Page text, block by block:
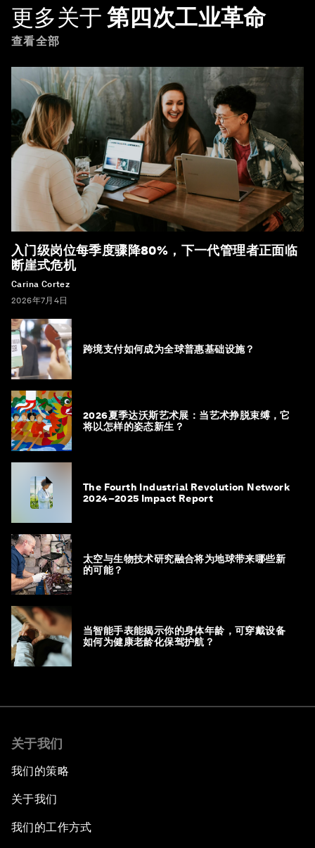
更多关于 第四次工业革命
查看全部
入门级岗位每季度骤降80%，下一代管理者正面临
断崖式危机
Carina Cortez
2026年7月4日
跨境支付如何成为全球普惠基础设施？
2026夏季达沃斯艺术展：当艺术挣脱束缚，它
将以怎样的姿态新生？
The Fourth Industrial Revolution Network
2024–2025 Impact Report
太空与生物技术研究融合将为地球带来哪些新
的可能？
当智能手表能揭示你的身体年龄，可穿戴设备
如何为健康老龄化保驾护航？
关于我们
我们的策略
关于我们
我们的工作方式